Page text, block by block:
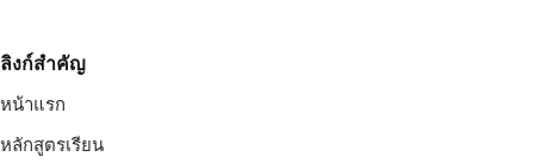
ลิงก์สำคัญ
หน้าแรก
หลักสูตรเรียน